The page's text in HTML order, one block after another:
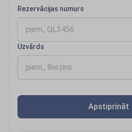
Rezervācijas numurs
Uzvārds
Apstiprināt